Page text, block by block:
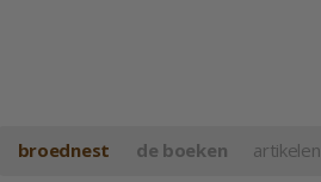
broednest de boeken artikelen